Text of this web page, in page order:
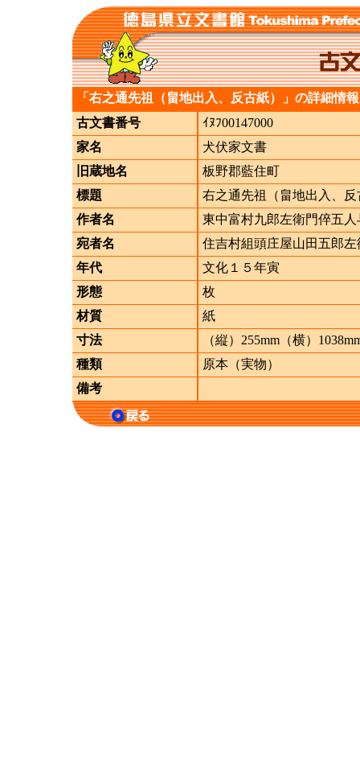
「右之通先祖（畠地出入、反古紙）」の詳細情報
古文書番号
ｲﾇﾌ00147000
家名
犬伏家文書
旧蔵地名
板野郡藍住町
標題
右之通先祖（畠地出入、反
作者名
東中富村九郎左衛門倅五人
宛者名
住吉村組頭庄屋山田五郎左
年代
文化１５年寅
形態
枚
材質
紙
寸法
（縦）255mm（横）
種類
原本（実物）
備考